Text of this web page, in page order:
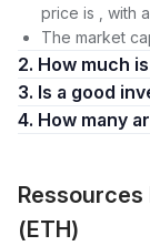
price is , with
The market
2. How much
3. Is a good
4.
(ETH)